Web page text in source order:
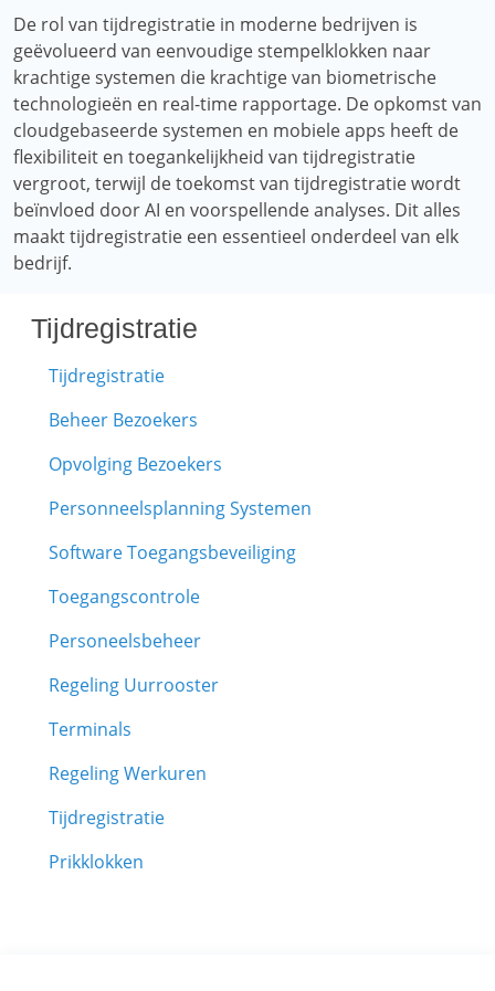
De rol van tijdregistratie in moderne bedrijven is
geëvolueerd van eenvoudige stempelklokken naar
krachtige systemen die krachtige van biometrische
technologieën en real-time rapportage. De opkomst van
cloudgebaseerde systemen en mobiele apps heeft de
flexibiliteit en toegankelijkheid van tijdregistratie
vergroot, terwijl de toekomst van tijdregistratie wordt
beïnvloed door AI en voorspellende analyses. Dit alles
maakt tijdregistratie een essentieel onderdeel van elk
bedrijf.
Tijdregistratie
Tijdregistratie
Beheer Bezoekers
Opvolging Bezoekers
Personneelsplanning Systemen
Software Toegangsbeveiliging
Toegangscontrole
Personeelsbeheer
Regeling Uurrooster
Terminals
Regeling Werkuren
Tijdregistratie
Prikklokken